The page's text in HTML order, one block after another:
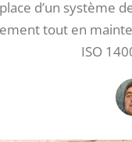
d’un système
tout en
ISO